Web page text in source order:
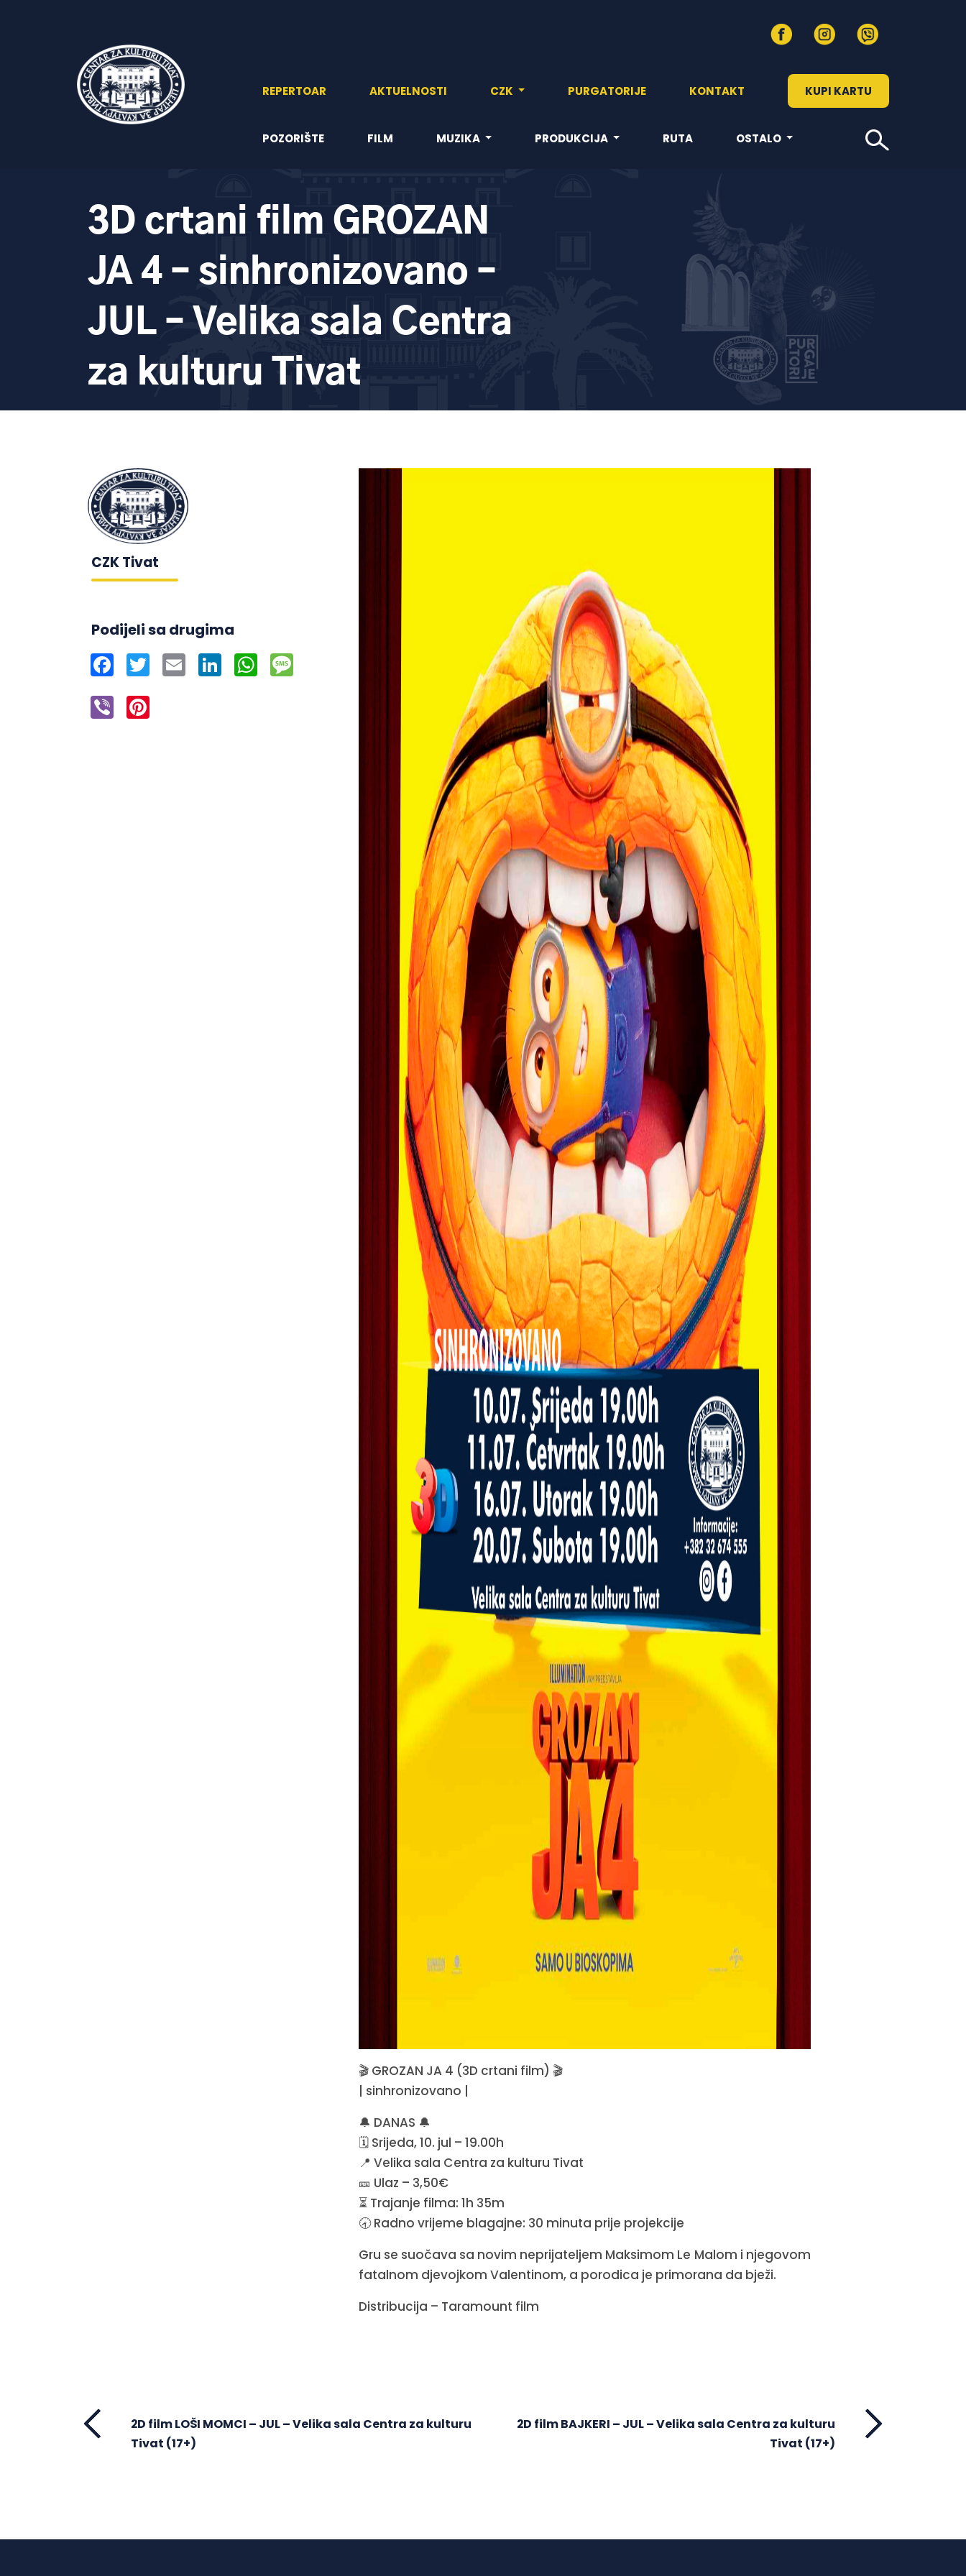
REPERTOAR AKTUELNOSTI CZK PURGATORIJE KONTAKT KUPI KARTU
POZORIŠTE FILM MUZIKA PRODUKCIJA RUTA OSTALO
3D crtani film GROZAN
JA 4 – sinhronizovano –
JUL – Velika sala Centra
za kulturu Tivat
CZK Tivat
Podijeli sa drugima
Facebook
Twitter Email LinkedInWhatsApp
Viber
🎬 GROZAN JA 4 (3D crtani film) 🎬
| sinhronizovano |
🔔 DANAS 🔔
🗓️ Srijeda, 10. jul – 19.00h
📍 Velika sala Centra za kulturu Tivat
🎫 Ulaz – 3,50€
⏳ Trajanje filma: 1h 35m
🕣 Radno vrijeme blagajne: 30 minuta prije projekcije
Gru se suočava sa novim neprijateljem Maksimom Le Malom i njegovom
fatalnom djevojkom Valentinom, a porodica je primorana da bježi.
Distribucija – Taramount film
2D film LOŠI MOMCI – JUL – Velika sala Centra za kulturu
Tivat (17+)
2D film BAJKERI – JUL – Velika sala Centra za kulturu
Tivat (17+)